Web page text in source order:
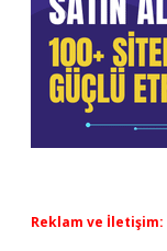
Reklam ve İletişim: